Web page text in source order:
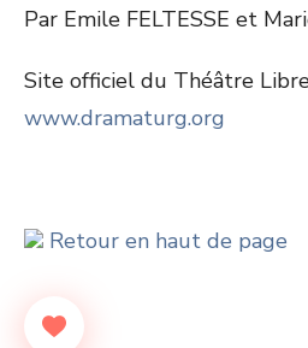
Par Emile FELTESSE et
Site officiel du Théâtre
www.dramaturg.org
Retour en haut de page